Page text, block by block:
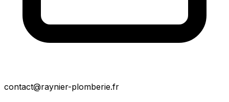
contact@raynier-plomberie.fr